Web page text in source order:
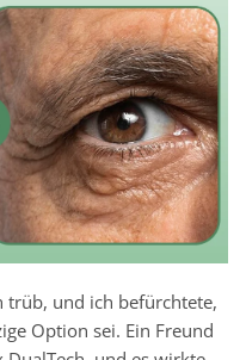
trüb, und ich befürchtete,
Option sei. Ein Freund